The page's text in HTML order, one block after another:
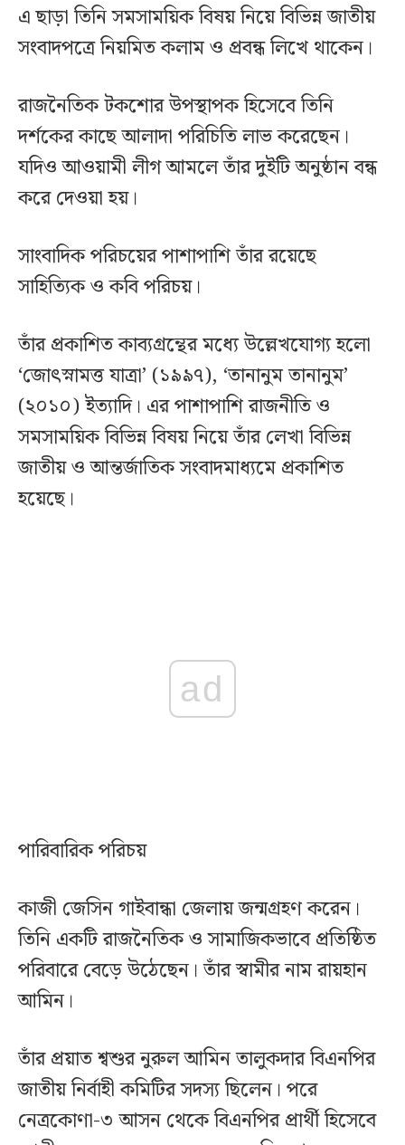
এ ছাড়া তিনি সমসাময়িক বিষয় নিয়ে বিভিন্ন জাতীয়
সংবাদপত্রে নিয়মিত কলাম ও প্রবন্ধ লিখে থাকেন।
রাজনৈতিক টকশোর উপস্থাপক হিসেবে তিনি
দর্শকের কাছে আলাদা পরিচিতি লাভ করেছেন।
যদিও আওয়ামী লীগ আমলে তাঁর দুইটি অনুষ্ঠান বন্ধ
করে দেওয়া হয়।
সাংবাদিক পরিচয়ের পাশাপাশি তাঁর রয়েছে
সাহিত্যিক ও কবি পরিচয়।
তাঁর প্রকাশিত কাব্যগ্রন্থের মধ্যে উল্লেখযোগ্য হলো
‘জোৎস্নামত্ত যাত্রা’ (১৯৯৭), ‘তানানুম তানানুম’
(২০১০) ইত্যাদি। এর পাশাপাশি রাজনীতি ও
সমসাময়িক বিভিন্ন বিষয় নিয়ে তাঁর লেখা বিভিন্ন
জাতীয় ও আন্তর্জাতিক সংবাদমাধ্যমে প্রকাশিত
হয়েছে।
ad
পারিবারিক পরিচয়
কাজী জেসিন গাইবান্ধা জেলায় জন্মগ্রহণ করেন।
তিনি একটি রাজনৈতিক ও সামাজিকভাবে প্রতিষ্ঠিত
পরিবারে বেড়ে উঠেছেন। তাঁর স্বামীর নাম রায়হান
আমিন।
তাঁর প্রয়াত শ্বশুর নুরুল আমিন তালুকদার বিএনপির
জাতীয় নির্বাহী কমিটির সদস্য ছিলেন। পরে
নেত্রকোণা-৩ আসন থেকে বিএনপির প্রার্থী হিসেবে